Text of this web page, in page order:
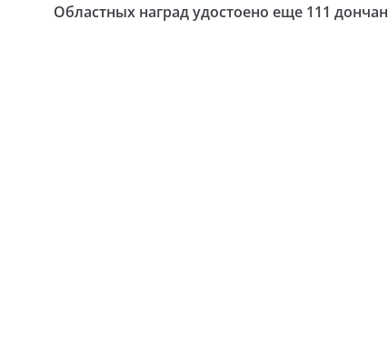
Областных наград удостоено еще 111 дончан